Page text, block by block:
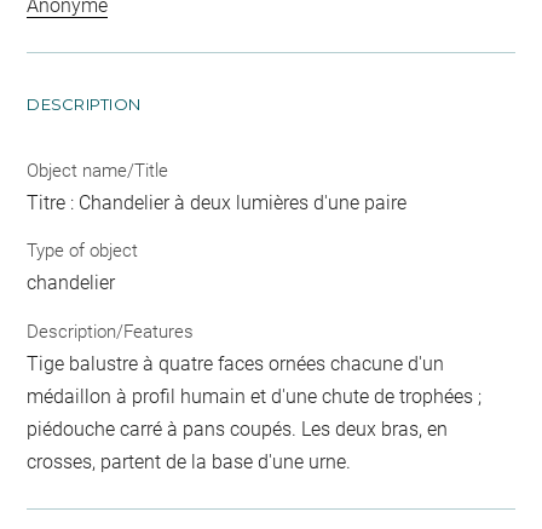
Anonyme
DESCRIPTION
Object name/Title
Titre : Chandelier à deux lumières d'une paire
Type of object
chandelier
Description/Features
Tige balustre à quatre faces ornées chacune d'un
médaillon à profil humain et d'une chute de trophées ;
piédouche carré à pans coupés. Les deux bras, en
crosses, partent de la base d'une urne.